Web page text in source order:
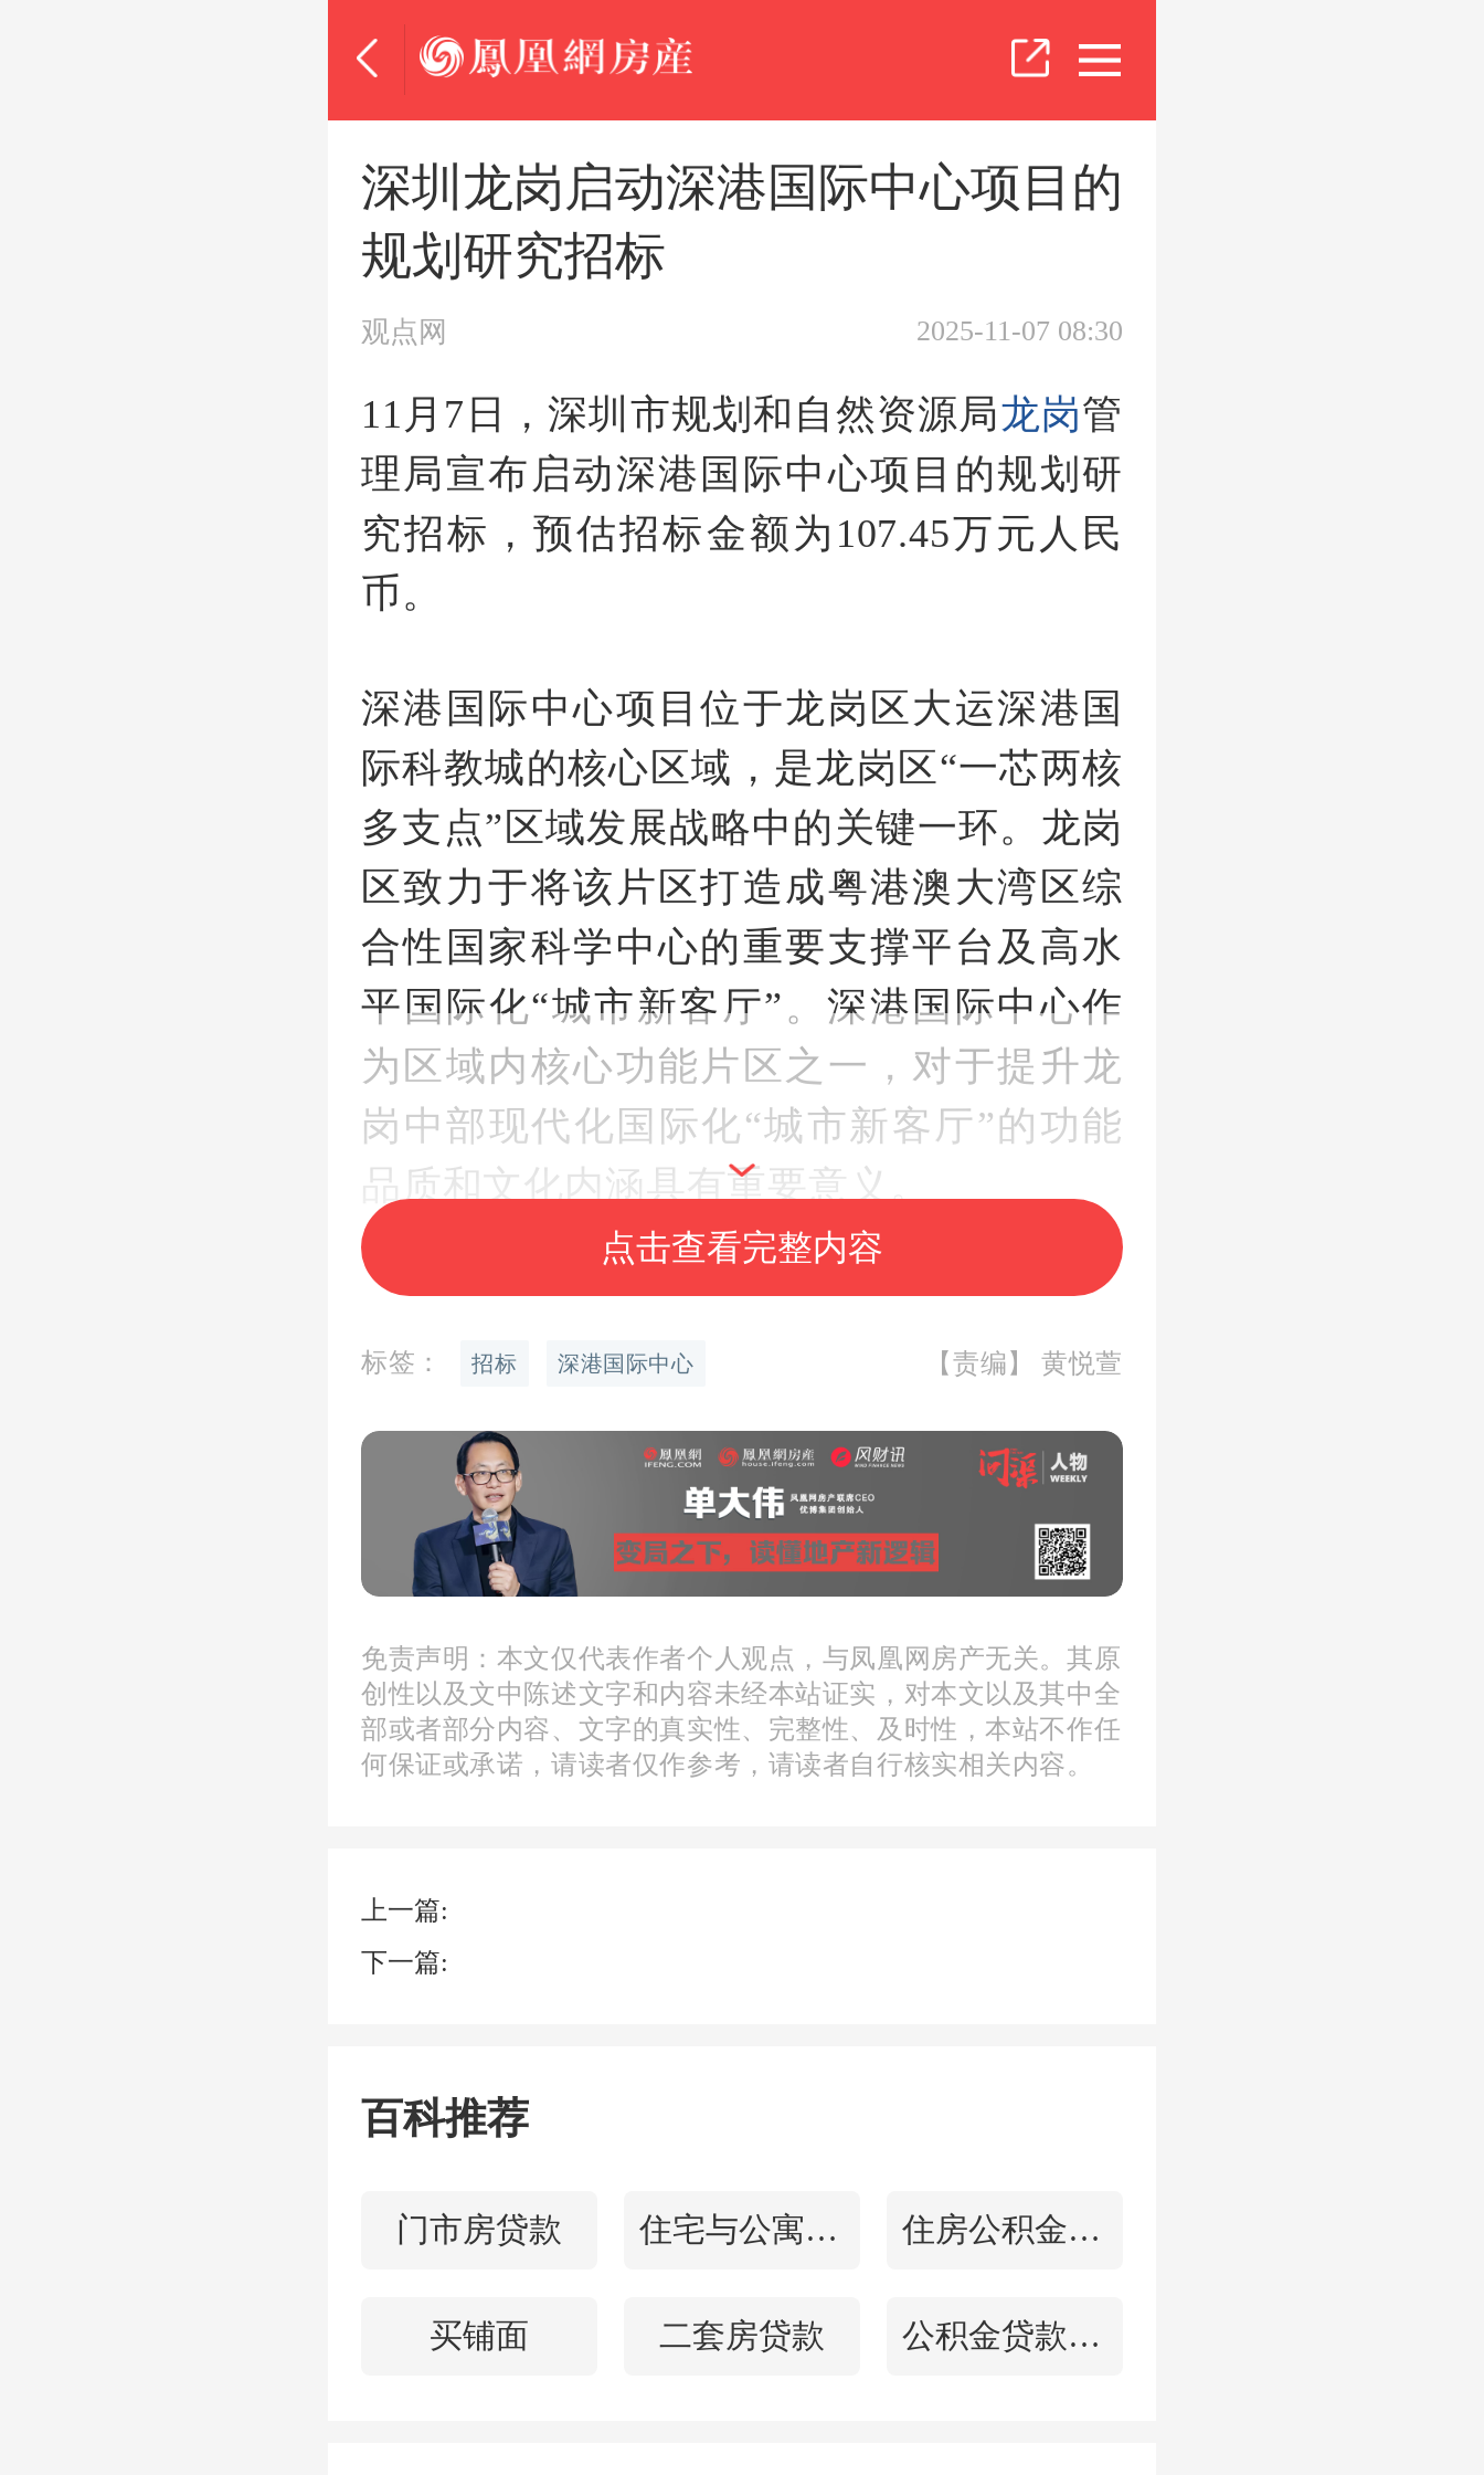
深圳龙岗启动深港国际中心项目的
规划研究招标
观点网 2025-11-07 08:30
11月7日，深圳市规划和自然资源局龙岗管
理局宣布启动深港国际中心项目的规划研
究招标，预估招标金额为107.45万元人民
币。
深港国际中心项目位于龙岗区大运深港国
际科教城的核心区域，是龙岗区“一芯两核
多支点”区域发展战略中的关键一环。龙岗
区致力于将该片区打造成粤港澳大湾区综
合性国家科学中心的重要支撑平台及高水
平国际化“城市新客厅”。深港国际中心作
为区域内核心功能片区之一，对于提升龙
岗中部现代化国际化“城市新客厅”的功能
品质和文化内涵具有重要意义。
本次规划研究工作将围绕深港国际中心12
宗流拍地块及大运中心场馆地块展开，统
筹考虑龙岗中心、大运中心等周边片区的
整体规划。研究范围涉及19个地块，面积
约81.2公顷，位于龙岗区龙城街道，黄阁
路以西，龙飞大道以东，如意路以南，龙
翔大道以北。
深港国际中心项目自2017年12月由世茂股
议展览中心、青年合作创业中心、演艺中
心、国际化学校、超五星级酒店等于一体
项目自2022年起陷入停工状态。2023年7月
卖，均以流拍告终。2025年7月，随着地块
被纳入与大运中心场馆的统一规划研究，
点击查看完整内容
标签： 招标 深港国际中心 【责编】 黄悦萱
免责声明：本文仅代表作者个人观点，与凤凰网房产无关。其原
创性以及文中陈述文字和内容未经本站证实，对本文以及其中全
部或者部分内容、文字的真实性、完整性、及时性，本站不作任
何保证或承诺，请读者仅作参考，请读者自行核实相关内容。
上一篇:
下一篇:
百科推荐
门市房贷款 住宅与公寓区别 住房公积金贷款计算
买铺面 二套房贷款 公积金贷款公式计算